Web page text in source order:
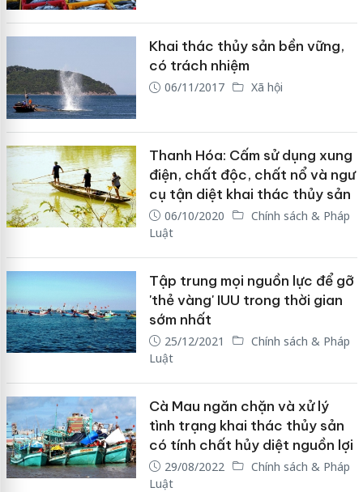
Khai thác thủy sản bền vững,
có trách nhiệm
06/11/2017 Xã hội
Thanh Hóa: Cấm sử dụng xung
điện, chất độc, chất nổ và ngư
cụ tận diệt khai thác thủy sản
06/10/2020
Chính sách & Pháp
Luật
Tập trung mọi nguồn lực để gỡ
'thẻ vàng' IUU trong thời gian
sớm nhất
25/12/2021
Chính sách & Pháp
Luật
Cà Mau ngăn chặn và xử lý
tình trạng khai thác thủy sản
có tính chất hủy diệt nguồn lợi
29/08/2022
Chính sách & Pháp
Luật